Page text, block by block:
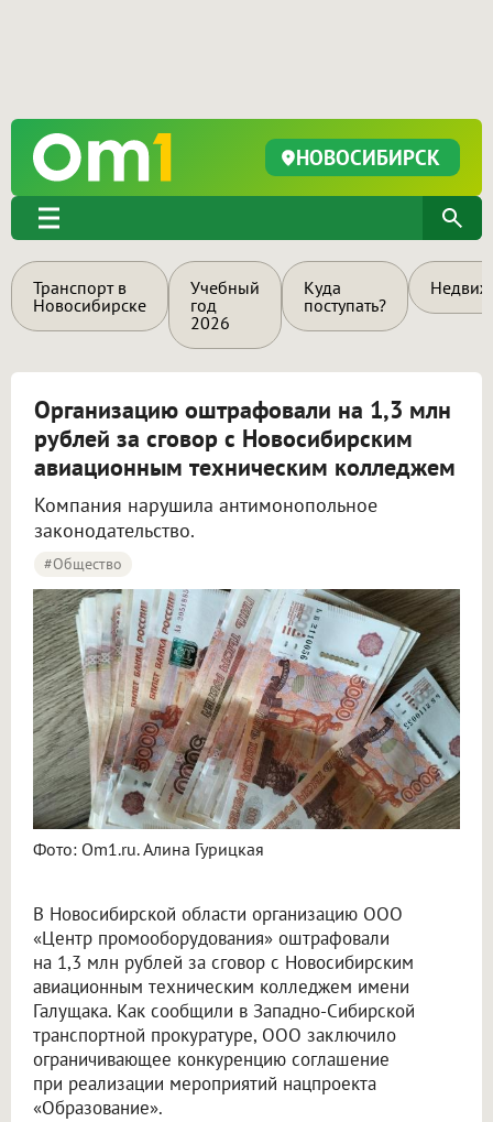
НОВОСИБИРСК
Транспорт в
Новосибирске
Учебный
год
2026
Куда
поступать?
Организацию оштрафовали на 1,3 млн
рублей за сговор с Новосибирским
авиационным техническим колледжем
Компания нарушила антимонопольное
законодательство.
#Общество
Фото: Om1.ru. Алина Гурицкая
В Новосибирской области организацию ООО
«Центр промооборудования» оштрафовали
на 1,3 млн рублей за сговор с Новосибирским
авиационным техническим колледжем имени
Галущака. Как сообщили в Западно-Сибирской
транспортной прокуратуре, ООО заключило
ограничивающее конкуренцию соглашение
при реализации мероприятий нацпроекта
«Образование».